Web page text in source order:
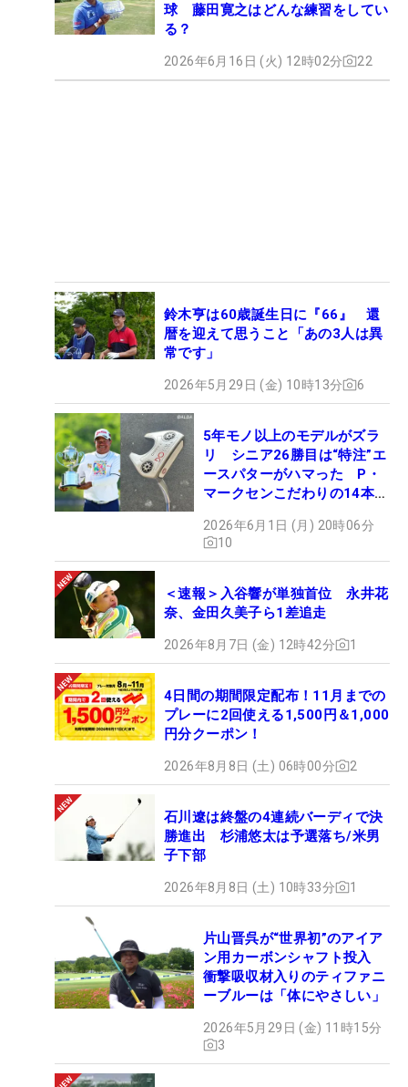
球 藤田寛之はどんな練習をしてい
る？
2026年6月16日 (火) 12時02分 22
鈴木亨は60歳誕生日に『66』 還
暦を迎えて思うこと「あの3人は異
常です」
2026年5月29日 (金) 10時13分 6
5年モノ以上のモデルがズラ
リ シニア26勝目は“特注”エ
ースパターがハマった P・
マークセンこだわりの14本
2026年6月1日 (月) 20時06分
10
＜速報＞入谷響が単独首位 永井花
奈、金田久美子ら1差追走
2026年8月7日 (金) 12時42分 1
4日間の期間限定配布！11月までの
プレーに2回使える1,500円＆1,000
円分クーポン！
2026年8月8日 (土) 06時00分 2
石川遼は終盤の4連続バーディで決
勝進出 杉浦悠太は予選落ち/米男
子下部
2026年8月8日 (土) 10時33分 1
片山晋呉が“世界初”のアイア
ン用カーボンシャフト投入
衝撃吸収材入りのティファニ
ーブルーは「体にやさしい」
2026年5月29日 (金) 11時15分
3